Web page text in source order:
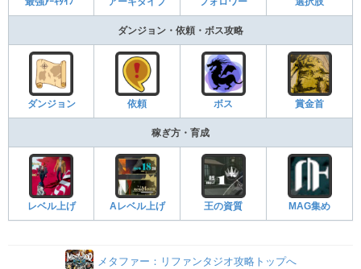
ダンジョン・依頼・ボス攻略
ダンジョン 依頼 ボス 賞金首
稼ぎ方・育成
レベル上げ Aレベル上げ 王の資質 MAG集め
メタファー：リファンタジオ攻略トップへ